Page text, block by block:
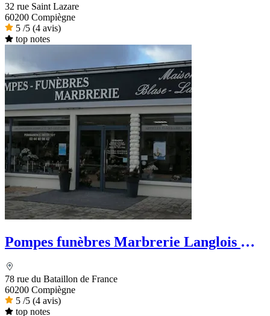
32 rue Saint Lazare
60200 Compiègne
5 /5 (4 avis)
top notes
Pompes funèbres Marbrerie Langlois &
78 rue du Bataillon de France
60200 Compiègne
5 /5 (4 avis)
top notes